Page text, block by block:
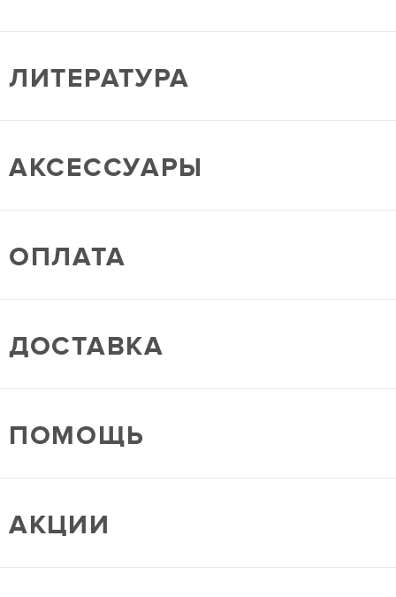
ЛИТЕРАТУРА
АКСЕССУАРЫ
ОПЛАТА
ДОСТАВКА
ПОМОЩЬ
АКЦИИ